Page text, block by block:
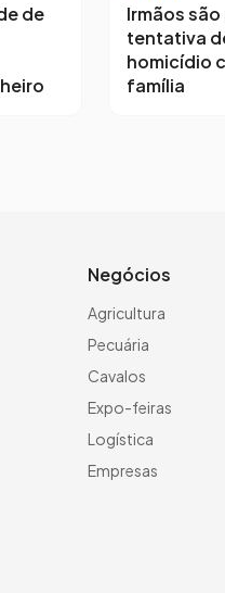
de
Irmãos
tentativa
homicídio
família
Negócios
Agricultura
Pecuária
Cavalos
Expo-feiras
Logística
Empresas